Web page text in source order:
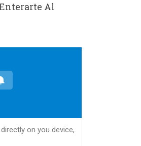
Al
on you device,